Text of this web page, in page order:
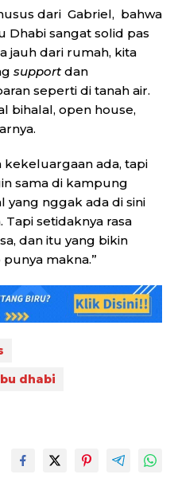
dari Gabriel, bahwa
Dhabi sangat solid pas
jauh dari rumah, kita
support dan
seperti di tanah air.
bihalal, open house,
kekeluargaan ada, tapi
sama di kampung
yang nggak ada di sini
Tapi setidaknya rasa
dan itu yang bikin
makna.”
dhabi